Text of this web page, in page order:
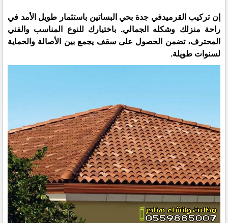
​إن تركيب القرميدفي جدة بحي البساتين باستثمار طويل الأمد في
راحة منزلك وشكله الجمالي. باختيارك للنوع المناسب والفني
المحترف، تضمن الحصول على سقف يجمع بين الأصالة والحماية
لسنوات طويلة.